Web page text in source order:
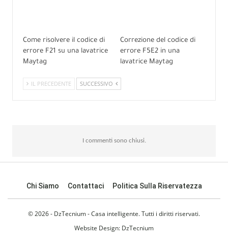
Come risolvere il codice di
errore F21 su una lavatrice
Maytag
Correzione del codice di
errore F5E2 in una
lavatrice Maytag
IL PRECEDENTE SUCCESSIVO
I commenti sono chiusi.
Chi Siamo Contattaci Politica Sulla Riservatezza
© 2026 - DzTecnium - Casa intelligente. Tutti i diritti riservati.
Website Design: DzTecnium